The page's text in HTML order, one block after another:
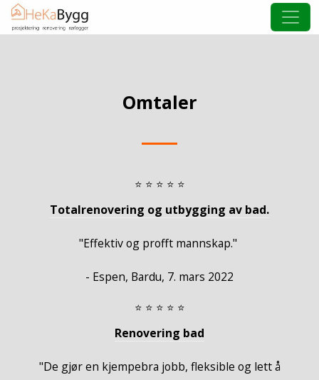
Omtaler
⭐ ⭐ ⭐ ⭐ ⭐
Totalrenovering og utbygging av bad.
"Effektiv og profft mannskap."
- Espen, Bardu, 7. mars 2022
⭐ ⭐ ⭐ ⭐ ⭐
Renovering bad
"De gjør en kjempebra jobb, fleksible og lett å